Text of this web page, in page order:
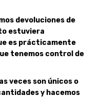
devoluciones de
estuviera
es prácticamente
tenemos control de
veces son únicos o
y hacemos